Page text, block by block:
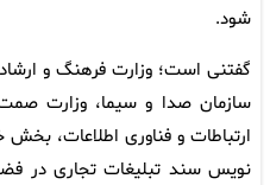
شود.
سازمان صدا و سیما، وزارت
ارتباطات و فناوری اطلاعات،
نویس سند تبلیغات تجاری در